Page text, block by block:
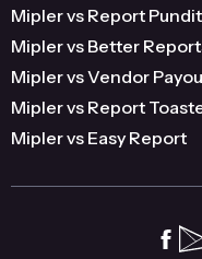
Mipler vs Report Pundit
Mipler vs Better
Mipler vs Vendor
Mipler vs Report
Mipler vs Easy Report